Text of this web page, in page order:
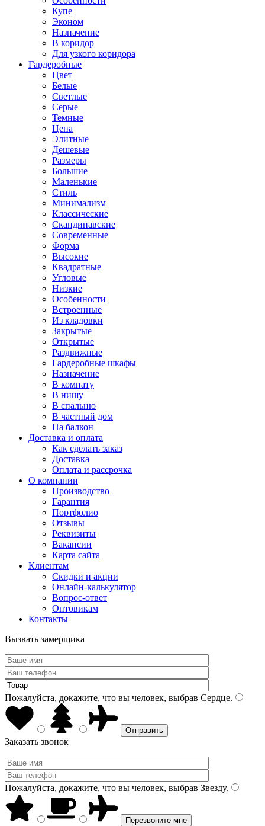
Купе
Эконом
Назначение
В коридор
Для узкого коридора
Гардеробные
Цвет
Белые
Светлые
Серые
Темные
Цена
Элитные
Дешевые
Размеры
Большие
Маленькие
Стиль
Минимализм
Классические
Скандинавские
Современные
Форма
Высокие
Квадратные
Угловые
Низкие
Особенности
Встроенные
Из кладовки
Закрытые
Открытые
Раздвижные
Гардеробные шкафы
Назначение
В комнату
В нишу
В спальню
В частный дом
На балкон
Доставка и оплата
Как сделать заказ
Доставка
Оплата и рассрочка
О компании
Производство
Гарантия
Портфолио
Отзывы
Реквизиты
Вакансии
Карта сайта
Клиентам
Скидки и акции
Онлайн-калькулятор
Вопрос-ответ
Оптовикам
Контакты
Вызвать замерщика
Пожалуйста, докажите, что вы человек, выбрав Сердце.
Заказать звонок
Пожалуйста, докажите, что вы человек, выбрав Звезду.